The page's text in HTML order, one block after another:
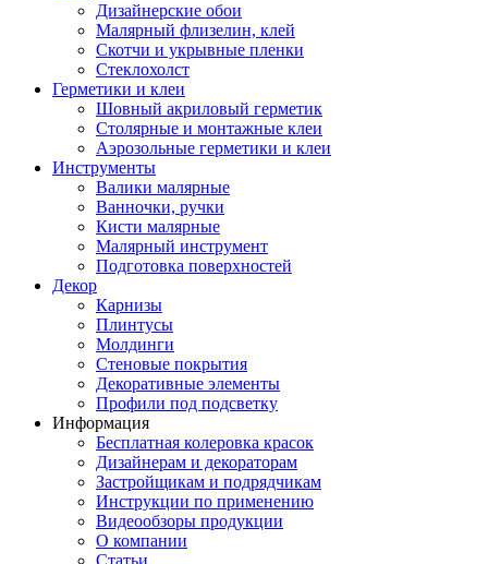
Дизайнерские обои
Малярный флизелин, клей
Скотчи и укрывные пленки
Стеклохолст
Герметики и клеи
Шовный акриловый герметик
Столярные и монтажные клеи
Аэрозольные герметики и клеи
Инструменты
Валики малярные
Ванночки, ручки
Кисти малярные
Малярный инструмент
Подготовка поверхностей
Декор
Карнизы
Плинтусы
Молдинги
Стеновые покрытия
Декоративные элементы
Профили под подсветку
Информация
Бесплатная колеровка красок
Дизайнерам и декораторам
Застройщикам и подрядчикам
Инструкции по применению
Видеообзоры продукции
О компании
Статьи